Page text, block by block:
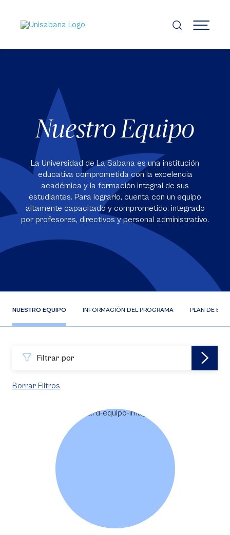
contenido
principal
MENÚ
Nuestro Equipo
La Universidad de La Sabana es una institución
educativa comprometida con la excelencia
académica y la formación integral de sus
estudiantes. Para lograrlo, cuenta con un equipo
altamente capacitado y comprometido, integrado
por profesores, directivos y personal administrativo.
NUESTRO EQUIPO INFORMACIÓN DEL PROGRAMA PLAN DE
Filtrar por
Borrar Filtros